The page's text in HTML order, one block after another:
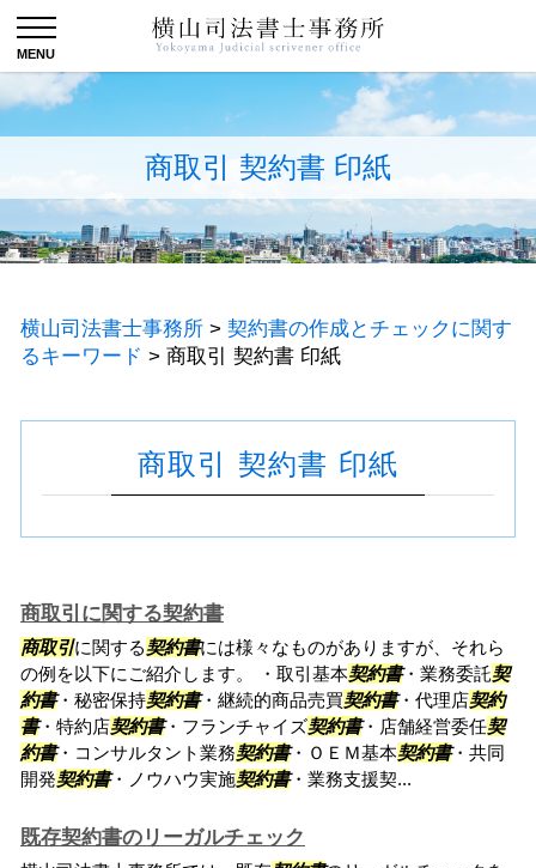
商取引 契約書 印紙
横山司法書士事務所 > 契約書の作成とチェックに関す
るキーワード > 商取引 契約書 印紙
商取引 契約書 印紙
商取引に関する契約書
商取引に関する契約書には様々なものがありますが、それら
の例を以下にご紹介します。 ・取引基本契約書・業務委託契
約書・秘密保持契約書・継続的商品売買契約書・代理店契約
書・特約店契約書・フランチャイズ契約書・店舗経営委任契
約書・コンサルタント業務契約書・ＯＥＭ基本契約書・共同
開発契約書・ノウハウ実施契約書・業務支援契...
既存契約書のリーガルチェック